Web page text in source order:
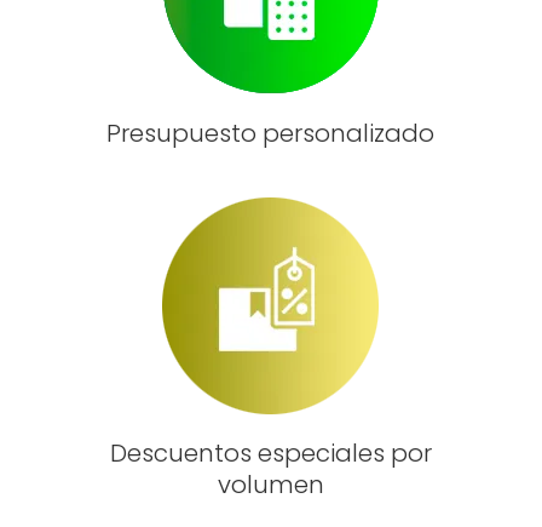
Presupuesto personalizado
Descuentos especiales por
volumen